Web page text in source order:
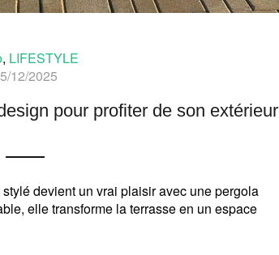
, LIFESTYLE
12/2025
pour profiter de son extérieur
devient un vrai plaisir avec une pergola
elle transforme la terrasse en un espace